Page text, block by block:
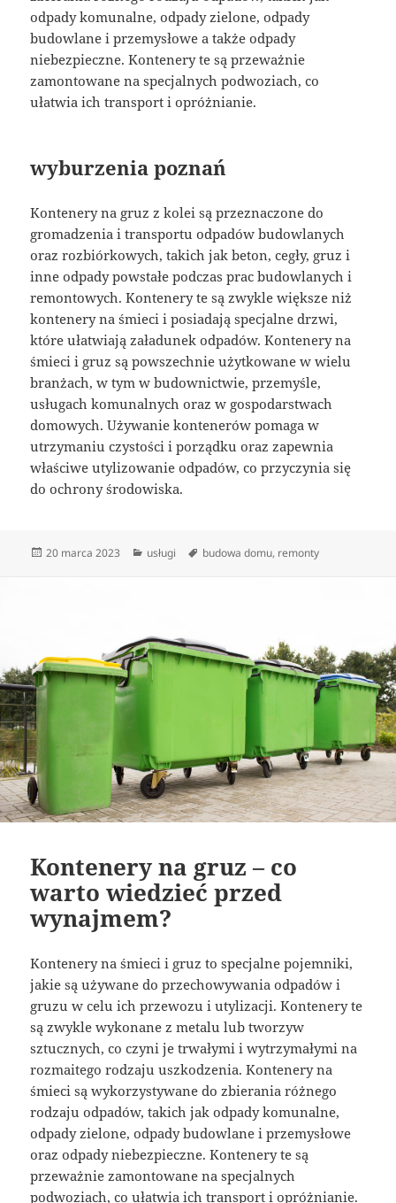
odpady komunalne, odpady zielone, odpady
budowlane i przemysłowe a także odpady
niebezpieczne. Kontenery te są przeważnie
zamontowane na specjalnych podwoziach, co
ułatwia ich transport i opróżnianie.
wyburzenia poznań
Kontenery na gruz z kolei są przeznaczone do
gromadzenia i transportu odpadów budowlanych
oraz rozbiórkowych, takich jak beton, cegły, gruz i
inne odpady powstałe podczas prac budowlanych i
remontowych. Kontenery te są zwykle większe niż
kontenery na śmieci i posiadają specjalne drzwi,
które ułatwiają załadunek odpadów. Kontenery na
śmieci i gruz są powszechnie użytkowane w wielu
branżach, w tym w budownictwie, przemyśle,
usługach komunalnych oraz w gospodarstwach
domowych. Używanie kontenerów pomaga w
utrzymaniu czystości i porządku oraz zapewnia
właściwe utylizowanie odpadów, co przyczynia się
do ochrony środowiska.
Data
20 marca 2023 Kategorie
usługi Tagi
budowa domu, remonty
Kontenery na gruz – co
warto wiedzieć przed
wynajmem?
Kontenery na śmieci i gruz to specjalne pojemniki,
jakie są używane do przechowywania odpadów i
gruzu w celu ich przewozu i utylizacji. Kontenery te
są zwykle wykonane z metalu lub tworzyw
sztucznych, co czyni je trwałymi i wytrzymałymi na
rozmaitego rodzaju uszkodzenia. Kontenery na
śmieci są wykorzystywane do zbierania różnego
rodzaju odpadów, takich jak odpady komunalne,
odpady zielone, odpady budowlane i przemysłowe
oraz odpady niebezpieczne. Kontenery te są
przeważnie zamontowane na specjalnych
podwoziach, co ułatwia ich transport i opróżnianie.